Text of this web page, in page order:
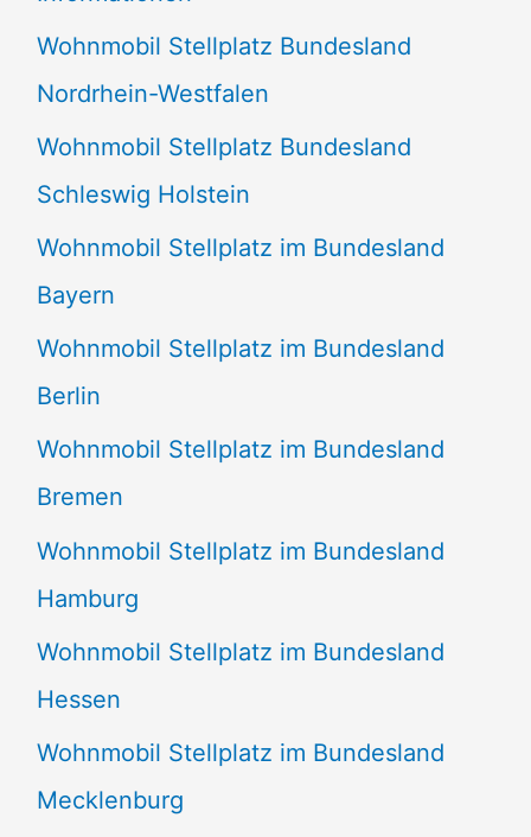
n
n
a
c
h
:
Wohnmobil Stellplatz Bundesland
Nordrhein-Westfalen
Wohnmobil Stellplatz Bundesland
Schleswig Holstein
Wohnmobil Stellplatz im Bundesland
Bayern
Wohnmobil Stellplatz im Bundesland
Berlin
Wohnmobil Stellplatz im Bundesland
Bremen
Wohnmobil Stellplatz im Bundesland
Hamburg
Wohnmobil Stellplatz im Bundesland
Hessen
Wohnmobil Stellplatz im Bundesland
Mecklenburg